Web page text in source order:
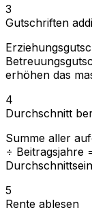
3
Gutschriften
erhöhen das
4
Durchschnitt
Summe aller
÷ Beitragsjahre
5
Rente ablesen